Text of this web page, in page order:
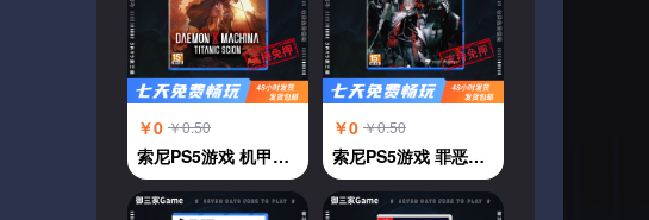
￥0 ￥0.50
索尼PS5游戏 机甲战魔 神话之裔 恶魔机甲 中文
￥0 ￥0.50
索尼PS5游戏 罪恶王权 中文